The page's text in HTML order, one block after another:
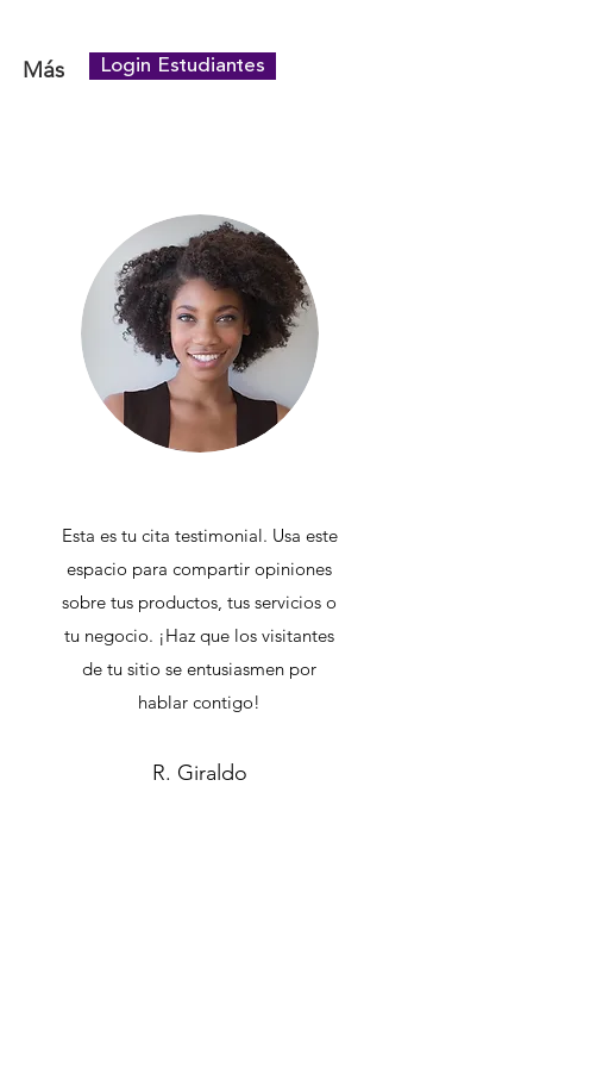
Más Login Estudiantes
Esta es tu cita testimonial. Usa este
espacio para compartir opiniones
sobre tus productos, tus servicios o
tu negocio. ¡Haz que los visitantes
de tu sitio se entusiasmen por
hablar contigo!
R. Giraldo